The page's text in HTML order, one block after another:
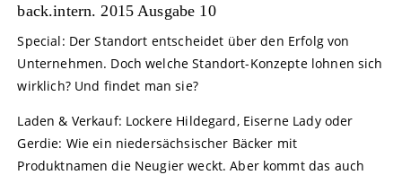
back.intern. 2015 Ausgabe 10
Special: Der Standort entscheidet über den Erfolg von
Unternehmen. Doch welche Standort-Konzepte lohnen sich
wirklich? Und findet man sie?
Laden & Verkauf: Lockere Hildegard, Eiserne Lady oder
Gerdie: Wie ein niedersächsischer Bäcker mit
Produktnamen die Neugier weckt. Aber kommt das auch